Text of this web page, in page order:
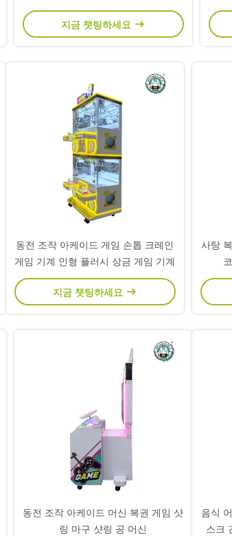
지금 챗팅하세요
동전 조작 아케이드 게임 손톱 크레인
게임 기계 인형 플러시 상금 게임 기계
지금 챗팅하세요
사탕
동전 조작 아케이드 머신 복권 게임 샷
링 마구 샷링 공 머신
음식
스크